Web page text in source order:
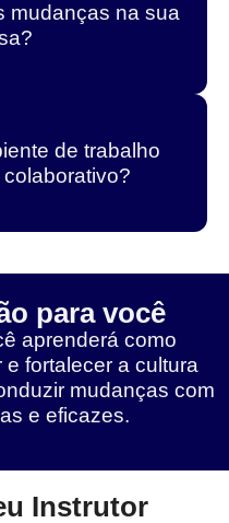
mudanças na sua
de trabalho
para você
aprenderá como
fortalecer a cultura
mudanças com
e eficazes.
Instrutor